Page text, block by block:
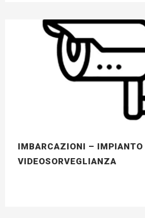
IMBARCAZIONI – IMPIANTO
VIDEOSORVEGLIANZA